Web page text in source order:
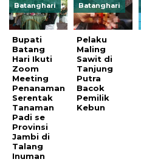
Batanghari
Bupati
Batang
Hari Ikuti
Zoom
Meeting
Penanaman
Serentak
Tanaman
Padi se
Provinsi
Jambi di
Talang
Inuman
Batanghari
Pelaku
Maling
Sawit di
Tanjung
Putra
Bacok
Pemilik
Kebun